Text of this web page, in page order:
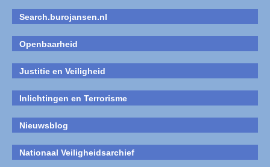
Search.burojansen.nl
Openbaarheid
Justitie en Veiligheid
Inlichtingen en Terrorisme
Nieuwsblog
Nationaal Veiligheidsarchief